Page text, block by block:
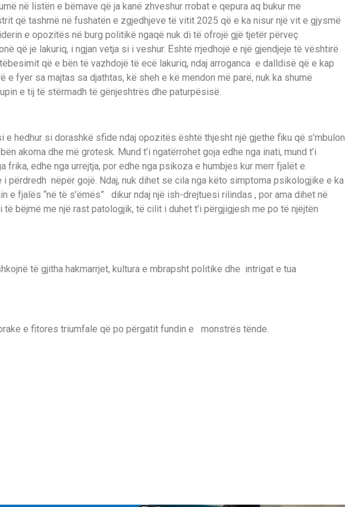
në listën e bëmave që ja kanë zhveshur rrobat e qepura aq bukur me
që tashmë në fushatën e zgjedhjeve të vitit 2025 që e ka nisur një vit e gjysmë
e opozitës në burg politikë ngaqë nuk di të ofrojë gjë tjetër përveç
që je lakuriq, i ngjan vetja si i veshur. Është rrjedhojë e një gjendjeje të vështirë
që e bën të vazhdojë të ecë lakuriq, ndaj arroganca e dalldisë që e kap
e fyer sa majtas sa djathtas, kë sheh e kë mendon më parë, nuk ka shumë
e tij të stërmadh të gënjeshtrës dhe paturpësisë.
hedhur si dorashkë sfide ndaj opozitës është thjesht një gjethe fiku që s’mbulon
akoma dhe më grotesk. Mund t’i ngatërrohet goja edhe nga inati, mund t’i
frika, edhe nga urrejtja, por edhe nga psikoza e humbjes kur merr fjalët e
përdredh nëpër gojë. Ndaj, nuk dihet se cila nga këto simptoma psikologjike e ka
e fjalës “në të s’ëmës” dikur ndaj një ish-drejtuesi rilindas , por ama dihet në
bëjmë me një rast patologjik, të cilit i duhet t’i përgjigjesh me po të njëjtën
të gjitha hakmarrjet, kultura e mbrapsht politike dhe intrigat e tua
e fitores triumfale që po përgatit fundin e monstrës tënde.